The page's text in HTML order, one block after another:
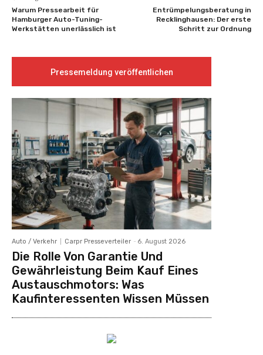
Warum Pressearbeit für
Hamburger Auto-Tuning-
Werkstätten unerlässlich ist
Entrümpelungsberatung in
Recklinghausen: Der erste
Schritt zur Ordnung
Pressemeldung veröffentlichen
Auto / Verkehr Carpr Presseverteiler - 6. August 2026
Die Rolle Von Garantie Und
Gewährleistung Beim Kauf Eines
Austauschmotors: Was
Kaufinteressenten Wissen Müssen